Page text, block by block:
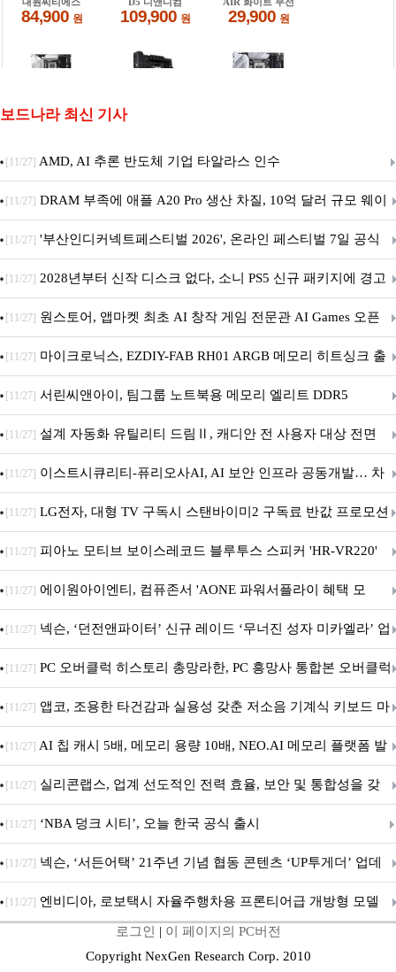
보드나라 최신 기사
[11/27] AMD, AI 추론 반도체 기업 타알라스 인수
[11/27] DRAM 부족에 애플 A20 Pro 생산 차질, 10억 달러 규모 웨이
퍼 대기
[11/27] '부산인디커넥트페스티벌 2026', 온라인 페스티벌 7일 공식
개막... 22일간 진행
[11/27] 2028년부터 신작 디스크 없다, 소니 PS5 신규 패키지에 경고
문 추가
[11/27] 원스토어, 앱마켓 최초 AI 창작 게임 전문관 AI Games 오픈
[11/27] 마이크로닉스, EZDIY-FAB RH01 ARGB 메모리 히트싱크 출
시
[11/27] 서린씨앤아이, 팀그룹 노트북용 메모리 엘리트 DDR5
5600MHz 16GB 출시
[11/27] 설계 자동화 유틸리티 드림Ⅱ, 캐디안 전 사용자 대상 전면
무상 배포
[11/27] 이스트시큐리티-퓨리오사AI, AI 보안 인프라 공동개발… 차
세대 AI 보안 플랫폼 구축
[11/27] LG전자, 대형 TV 구독시 스탠바이미2 구독료 반값 프로모션
[11/27] 피아노 모티브 보이스레코드 블루투스 스피커 'HR-VR220'
출시
[11/27] 에이원아이엔티, 컴퓨존서 'AONE 파워서플라이 혜택 모
음.ZIP' 이벤트 진행
[11/27] 넥슨, ‘던전앤파이터’ 신규 레이드 ‘무너진 성자 미카엘라’ 업
데이트!
[11/27] PC 오버클럭 히스토리 총망라한, PC 흥망사 통합본 오버클럭
특집(1-4편)
[11/27] 앱코, 조용한 타건감과 실용성 갖춘 저소음 기계식 키보드 마
우스 세트 'KM580' 출시
[11/27] AI 칩 캐시 5배, 메모리 용량 10배, NEO.AI 메모리 플랫폼 발
표
[11/27] 실리콘랩스, 업계 선도적인 전력 효율, 보안 및 통합성을 갖
춘 초저전력 블루투스 LE SoC ‘BG2B’ 공개
[11/27] ‘NBA 덩크 시티’, 오늘 한국 공식 출시
[11/27] 넥슨, ‘서든어택’ 21주년 기념 협동 콘텐츠 ‘UP투게더’ 업데
이트
[11/27] 엔비디아, 로보택시 자율주행차용 프론티어급 개방형 모델
‘알파마요 2 슈퍼’ 상업적 이용 가능
로그인 | 이 페이지의 PC버전
Copyright NexGen Research Corp. 2010